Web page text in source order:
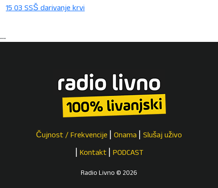
15 03 SSŠ darivanje krvi
...
Čujnost / Frekvencije Onama Slušaj uživo
Kontakt PODCAST
Radio Livno © 2026